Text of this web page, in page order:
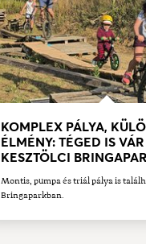
KOMPLEX PÁLYA,
ÉLMÉNY: TÉGED IS
KESZTÖLCI
Montis, pumpa és triál pálya is
Bringaparkban.